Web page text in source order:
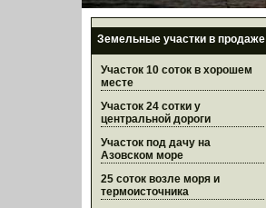
Земельные участки в продаже
Участок 10 соток в хорошем
месте
Участок 24 сотки у
центральной дороги
Участок под дачу на
Азовском море
25 соток возле моря и
термоисточника